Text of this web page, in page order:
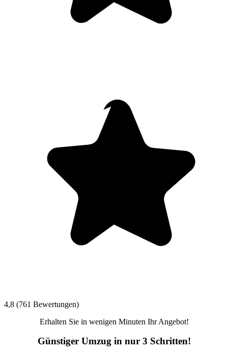
4,8 (761 Bewertungen)
Erhalten Sie in wenigen Minuten Ihr Angebot!
Günstiger Umzug in nur 3 Schritten!